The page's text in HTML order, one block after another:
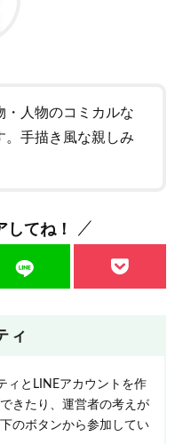
・人物のコミカルな
。手描き風な親しみ
してね！
ィ
ィとLINEアカウントを作
きたり、運営者の考えが
のボタンから参加してい